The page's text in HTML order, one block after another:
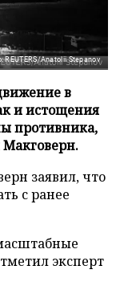
REUTERS/Anatolii Stepanov
в
и истощения
противника,
заявил, что
с ранее
эксперт